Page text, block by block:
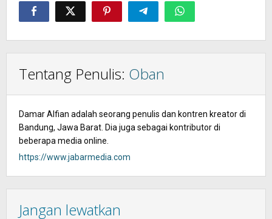
Tentang Penulis: Oban
Damar Alfian adalah seorang penulis dan kontren kreator di
Bandung, Jawa Barat. Dia juga sebagai kontributor di
beberapa media online.
https://www.jabarmedia.com
Jangan lewatkan